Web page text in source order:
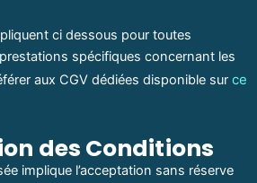
ci dessous pour toutes
spécifiques concernant les
aux CGV dédiées disponible sur ce
des Conditions
implique l’acceptation sans réserve